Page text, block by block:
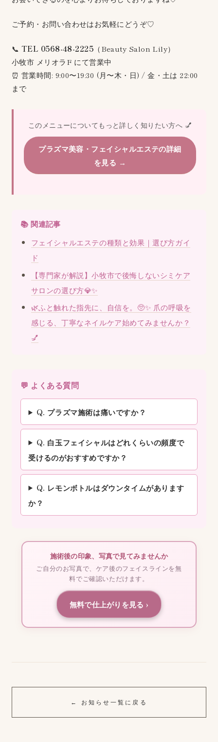
ご予約・お問い合わせはお気軽にどうぞ♡
📞 TEL 0568-48-2225 （Beauty Salon Lily）
小牧市 メリオラF にて営業中
⏰ 営業時間: 9:00〜19:30 (月〜木・日) / 金・土は 22:00
まで
このメニューについてもっと詳しく知りたい方へ 💅
プラズマ美容・フェイシャルエステの詳細
を見る →
📚 関連記事
フェイシャルエステの種類と効果｜選び方ガイ
ド
【専門家が解説】小牧市で後悔しないシミケア
サロンの選び方💎✨
🌿ふと触れた指先に、自信を。🥺✨ 爪の呼吸を
感じる、丁寧なネイルケア始めてみませんか？
💅
💬 よくある質問
Q. プラズマ施術は痛いですか？
Q. 白玉フェイシャルはどれくらいの頻度で
受けるのがおすすめですか？
Q. レモンボトルはダウンタイムがあります
か？
施術後の印象、写真で見てみませんか
ご自分のお写真で、ケア後のフェイスラインを無
料でご確認いただけます。
無料で仕上がりを見る ›
← お知らせ一覧に戻る